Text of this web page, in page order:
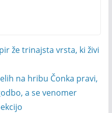
že trinajsta vrsta, ki živi
na hribu Čonka pravi,
a se venomer